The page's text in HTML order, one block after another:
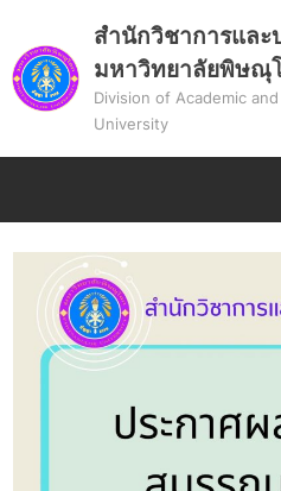
content
สำนักวิชาการและ
มหาวิทยาลัยพิษณุ
Division of Academic
University